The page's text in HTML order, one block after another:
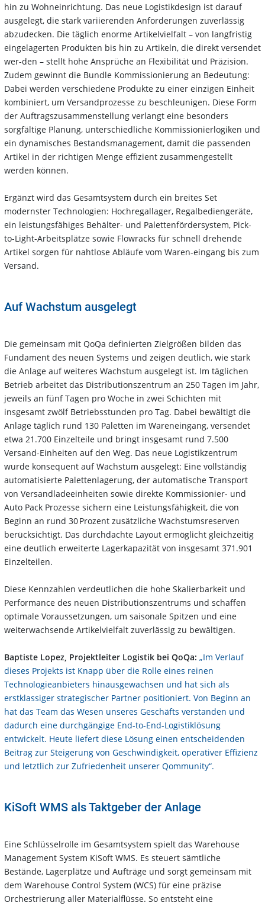
hin zu Wohneinrichtung. Das neue Logistikdesign ist darauf
ausgelegt, die stark variierenden Anforderungen zuverlässig
abzudecken. Die täglich enorme Artikelvielfalt – von langfristig
eingelagerten Produkten bis hin zu Artikeln, die direkt versendet
wer-den – stellt hohe Ansprüche an Flexibilität und Präzision.
Zudem gewinnt die Bundle Kommissionierung an Bedeutung:
Dabei werden verschiedene Produkte zu einer einzigen Einheit
kombiniert, um Versandprozesse zu beschleunigen. Diese Form
der Auftragszusammenstellung verlangt eine besonders
sorgfältige Planung, unterschiedliche Kommissionierlogiken und
ein dynamisches Bestandsmanagement, damit die passenden
Artikel in der richtigen Menge effizient zusammengestellt
werden können.
Ergänzt wird das Gesamtsystem durch ein breites Set
modernster Technologien: Hochregallager, Regalbediengeräte,
ein leistungsfähiges Behälter- und Palettenfördersystem, Pick-
to-Light-Arbeitsplätze sowie Flowracks für schnell drehende
Artikel sorgen für nahtlose Abläufe vom Waren-eingang bis zum
Versand.
Auf Wachstum ausgelegt
Die gemeinsam mit QoQa definierten Zielgrößen bilden das
Fundament des neuen Systems und zeigen deutlich, wie stark
die Anlage auf weiteres Wachstum ausgelegt ist. Im täglichen
Betrieb arbeitet das Distributionszentrum an 250 Tagen im Jahr,
jeweils an fünf Tagen pro Woche in zwei Schichten mit
insgesamt zwölf Betriebsstunden pro Tag. Dabei bewältigt die
Anlage täglich rund 130 Paletten im Wareneingang, versendet
etwa 21.700 Einzelteile und bringt insgesamt rund 7.500
Versand-Einheiten auf den Weg. Das neue Logistikzentrum
wurde konsequent auf Wachstum ausgelegt: Eine vollständig
automatisierte Palettenlagerung, der automatische Transport
von Versandladeeinheiten sowie direkte Kommissionier- und
Auto Pack Prozesse sichern eine Leistungsfähigkeit, die von
Beginn an rund 30 Prozent zusätzliche Wachstumsreserven
berücksichtigt. Das durchdachte Layout ermöglicht gleichzeitig
eine deutlich erweiterte Lagerkapazität von insgesamt 371.901
Einzelteilen.
Diese Kennzahlen verdeutlichen die hohe Skalierbarkeit und
Performance des neuen Distributionszentrums und schaffen
optimale Voraussetzungen, um saisonale Spitzen und eine
weiterwachsende Artikelvielfalt zuverlässig zu bewältigen.
Baptiste Lopez, Projektleiter Logistik bei QoQa: „Im Verlauf
dieses Projekts ist Knapp über die Rolle eines reinen
Technologieanbieters hinausgewachsen und hat sich als
erstklassiger strategischer Partner positioniert. Von Beginn an
hat das Team das Wesen unseres Geschäfts verstanden und
dadurch eine durchgängige End-to-End-Logistiklösung
entwickelt. Heute liefert diese Lösung einen entscheidenden
Beitrag zur Steigerung von Geschwindigkeit, operativer Effizienz
und letztlich zur Zufriedenheit unserer Qommunity“.
KiSoft WMS als Taktgeber der Anlage
Eine Schlüsselrolle im Gesamtsystem spielt das Warehouse
Management System KiSoft WMS. Es steuert sämtliche
Bestände, Lagerplätze und Aufträge und sorgt gemeinsam mit
dem Warehouse Control System (WCS) für eine präzise
Orchestrierung aller Materialflüsse. So entsteht eine